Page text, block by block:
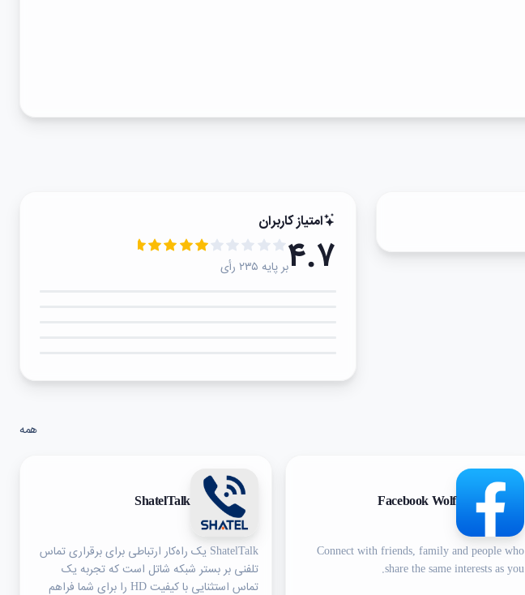
امتیاز کاربران
۴.۷بر پایه ۲۳۵ رأی
همه
Facebook Wolf
Connect with friends, family and people who
share the same interests as you.
ShatelTalk
ShatelTalk یک راه‌کار ارتباطی برای برقراری تماس
تلفنی بر بستر شبکه شاتل است که تجربه یک
تماس استثنایی با کیفیت HD را برای شما فراهم